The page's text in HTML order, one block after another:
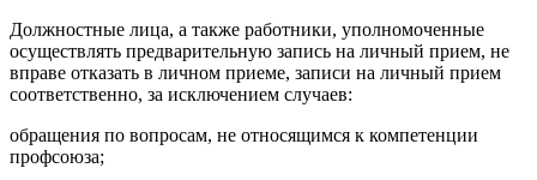
Должностные лица, а также работники, уполномоченные
осуществлять предварительную запись на личный прием, не
вправе отказать в личном приеме, записи на личный прием
соответственно, за исключением случаев:
обращения по вопросам, не относящимся к компетенции
профсоюза;